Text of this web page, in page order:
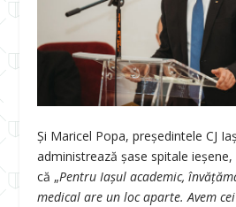
Și Maricel Popa, președintele CJ
administrează șase spitale
că „Pentru Iașul academic,
medical are un loc aparte. Avem